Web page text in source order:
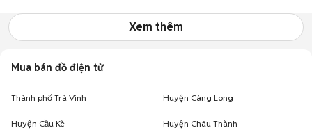
Xem thêm
Mua bán đồ điện tử
Thành phố Trà Vinh Huyện Càng Long
Huyện Cầu Kè Huyện Châu Thành